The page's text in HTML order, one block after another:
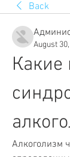
Back
August
Какие
Алкоголизм